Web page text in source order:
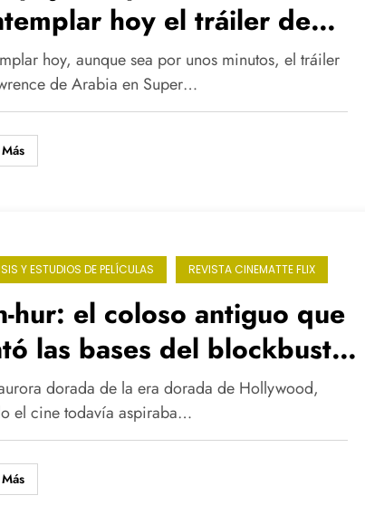
hoy el tráiler de
de Arabia en Super
70
hoy, aunque sea por unos minutos, el tráiler
de Arabia en Super…
Y ESTUDIOS DE PELÍCULAS REVISTA CINEMATTE FLIX
hur: el coloso antiguo que
las bases del blockbuster
dorada de la era dorada de Hollywood,
el cine todavía aspiraba…